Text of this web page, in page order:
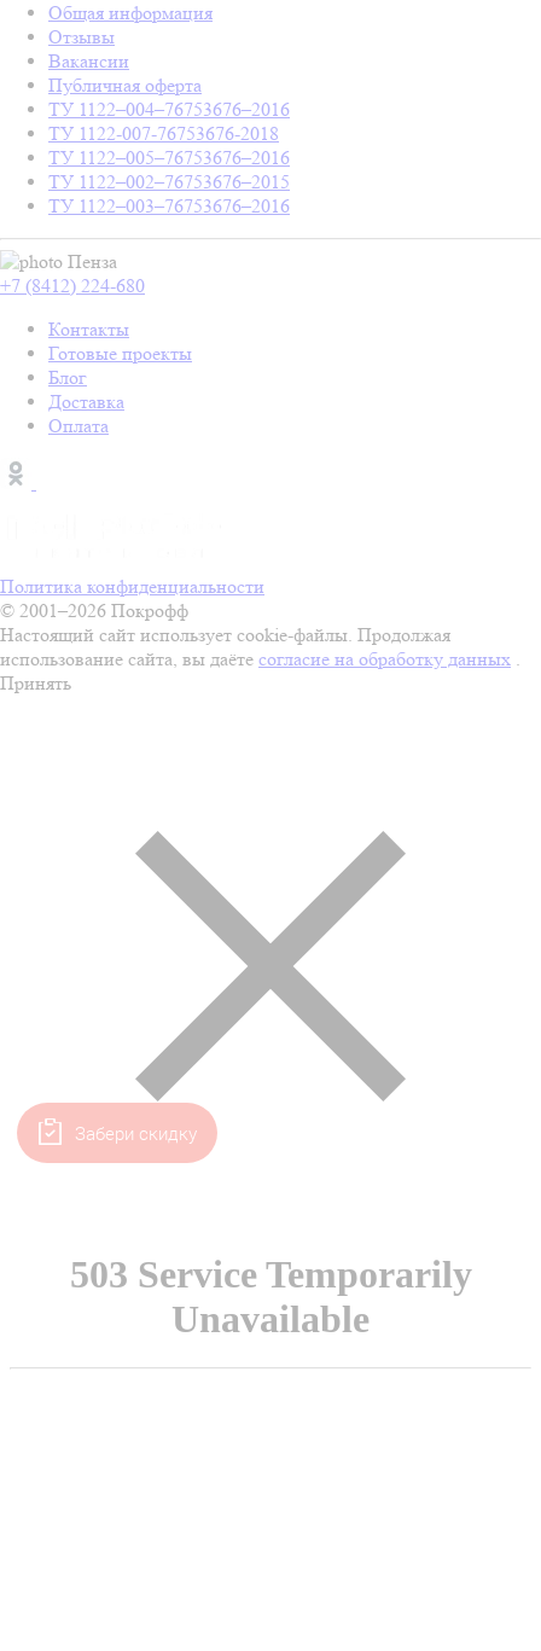
Общая информация
Отзывы
Вакансии
Публичная оферта
ТУ 1122–004–76753676–2016
ТУ 1122-007-76753676-2018
ТУ 1122–005–76753676–2016
ТУ 1122–002–76753676–2015
ТУ 1122–003–76753676–2016
Пенза
+7 (8412) 224-680
Контакты
Готовые проекты
Блог
Доставка
Оплата
Политика конфиденциальности
© 2001–2026 Покрофф
Настоящий сайт использует cookie-файлы. Продолжая
использование сайта, вы даёте согласие на обработку данных .
Принять
Забери скидку